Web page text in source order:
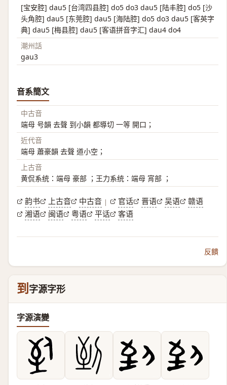
[宝安腔] dau5 [台湾四县腔] do5 do3 dau5 [陆丰腔] do5 [沙
头角腔] dau5 [东莞腔] dau5 [海陆腔] do5 do3 dau5 [客英字
典] dau5 [梅县腔] dau5 [客语拼音字汇] dau4 do4
潮州話
gau3
音系簡文
中古音
端母 号韻 去聲 到小韻 都導切 一等 開口；
近代音
端母 蕭豪韻 去聲 道小空；
上古音
黄侃系统：端母 豪部 ；王力系统：端母 宵部 ；
韵书 上古音 中古音 | 官话 晋语 吴语
赣语
湘语
闽语 粤语 平话 客语
反饋
到 字源字形
字源演變